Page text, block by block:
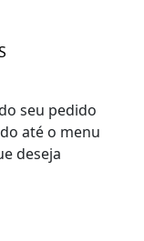
seu pedido
até o menu
deseja